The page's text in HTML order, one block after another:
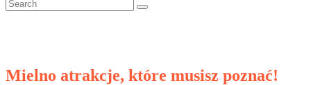
Mielno atrakcje, które musisz poznać!